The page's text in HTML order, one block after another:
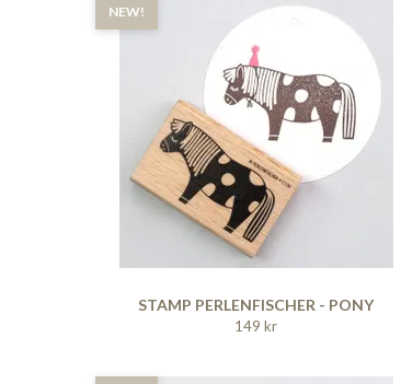
NEW!
STAMP PERLENFISCHER - PONY
149 kr